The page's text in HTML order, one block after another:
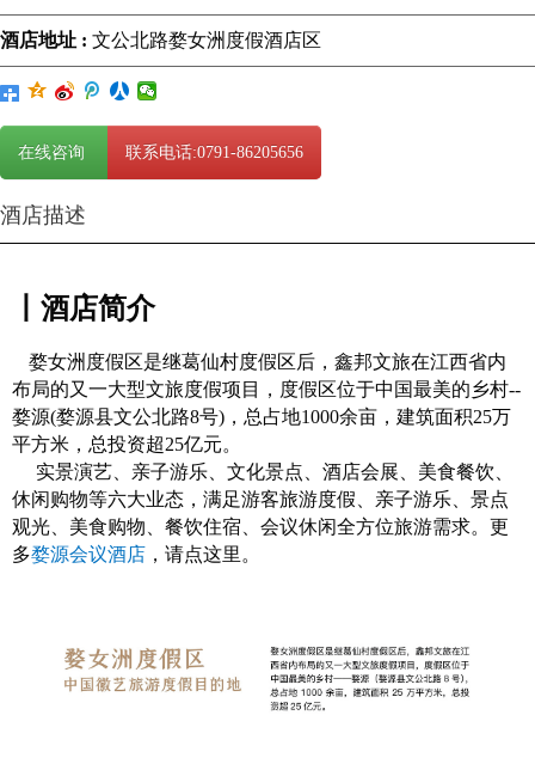
酒店地址 : 文公北路婺女洲度假酒店区
在线咨询 联系电话:0791-86205656
酒店描述
丨酒店简介
婺女洲度假区是继葛仙村度假区后，鑫邦文旅在江西省内
布局的又一大型文旅度假项目，度假区位于中国最美的乡村--
婺源(婺源县文公北路8号)，总占地1000余亩，建筑面积25万
平方米，总投资超25亿元。
实景演艺、亲子游乐、文化景点、酒店会展、美食餐饮、
休闲购物等六大业态，满足游客旅游度假、亲子游乐、景点
观光、美食购物、餐饮住宿、会议休闲全方位旅游需求。更
多婺源会议酒店 ，请点这里。